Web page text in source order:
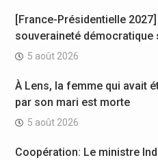
[France-Présidentielle
souveraineté démocratique
5 août 2026
À Lens, la femme qui avait
par son mari est morte
5 août 2026
Coopération: Le ministre